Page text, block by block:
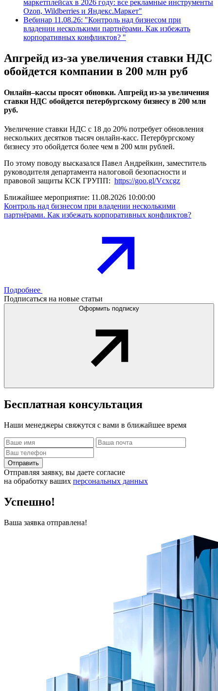
маркетплейсах в 2026 году: все рекламные инструменты
Ozon, Wildberries и Яндекс.Маркет"
Вебинар 11.08.26: "Контроль над бизнесом при
владении несколькими партнёрами. Как избежать
корпоративных конфликтов? "
Апгрейд из-за увеличения ставки НДС
обойдется компании в 200 млн руб
Онлайн–кассы просят обновки. Апгрейд из-за увеличения
ставки НДС обойдется петербургскому бизнесу в 200 млн
руб.
Увеличение ставки НДС с 18 до 20% потребует обновления
нескольких десятков тысяч онлайн-касс. Петербургскому
бизнесу это обойдется более чем в 200 млн рублей.
По этому поводу высказался Павел Андрейкин, заместитель
руководителя департамента налоговой безопасности и
правовой защиты КСК ГРУПП: https://goo.gl/Vcxcgz
Ближайшее мероприятие: 11.08.2026 10:00:00
Контроль над бизнесом при владении несколькими
партнёрами. Как избежать корпоративных конфликтов?
Подробнее
Подписаться на новые статьи
Оформить подписку
Бесплатная консультация
Наши менеджеры свяжутся с вами в ближайшее время
Отправить
Отправляя заявку, вы даете согласие
на обработку ваших персональных данных
Успешно!
Ваша заявка отправлена!